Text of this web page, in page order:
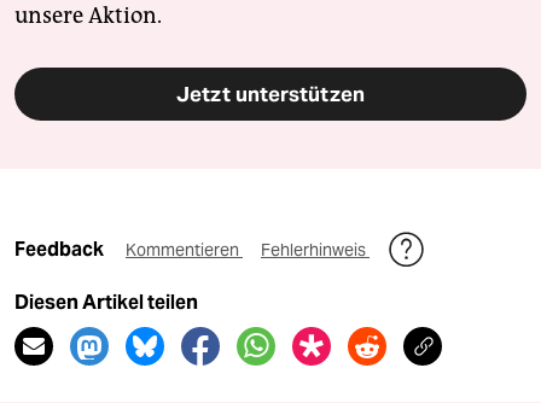
unsere Aktion.
Jetzt unterstützen
Feedback Kommentieren Fehlerhinweis
Diesen Artikel teilen